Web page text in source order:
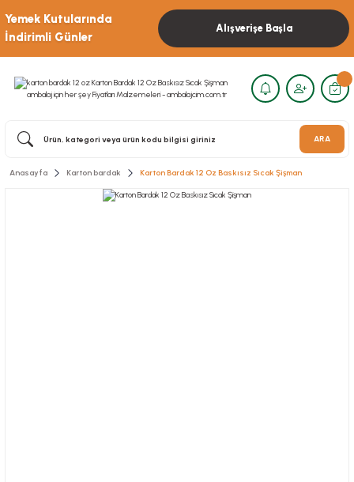
Yemek Kutularında
İndirimli Günler
Alışverişe Başla
ARA
Anasayfa Karton bardak Karton Bardak 12 Oz Baskısız Sıcak Şişman